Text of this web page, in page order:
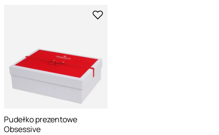
Pudełko prezentowe
Obsessive